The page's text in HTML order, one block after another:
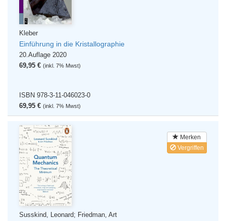
Kleber
Einführung in die Kristallographie
20.Auflage 2020
69,95 € (inkl. 7% Mwst)
ISBN 978-3-11-046023-0
69,95 € (inkl. 7% Mwst)
Merken
Vergriffen
Susskind, Leonard; Friedman, Art